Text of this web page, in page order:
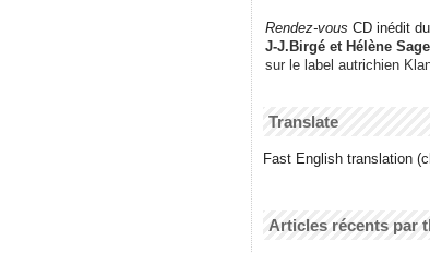
Rendez-vous CD inédit
J-J.Birgé et Hélène Sage
sur le label autrichien
Translate
Fast English translation
Articles récents par